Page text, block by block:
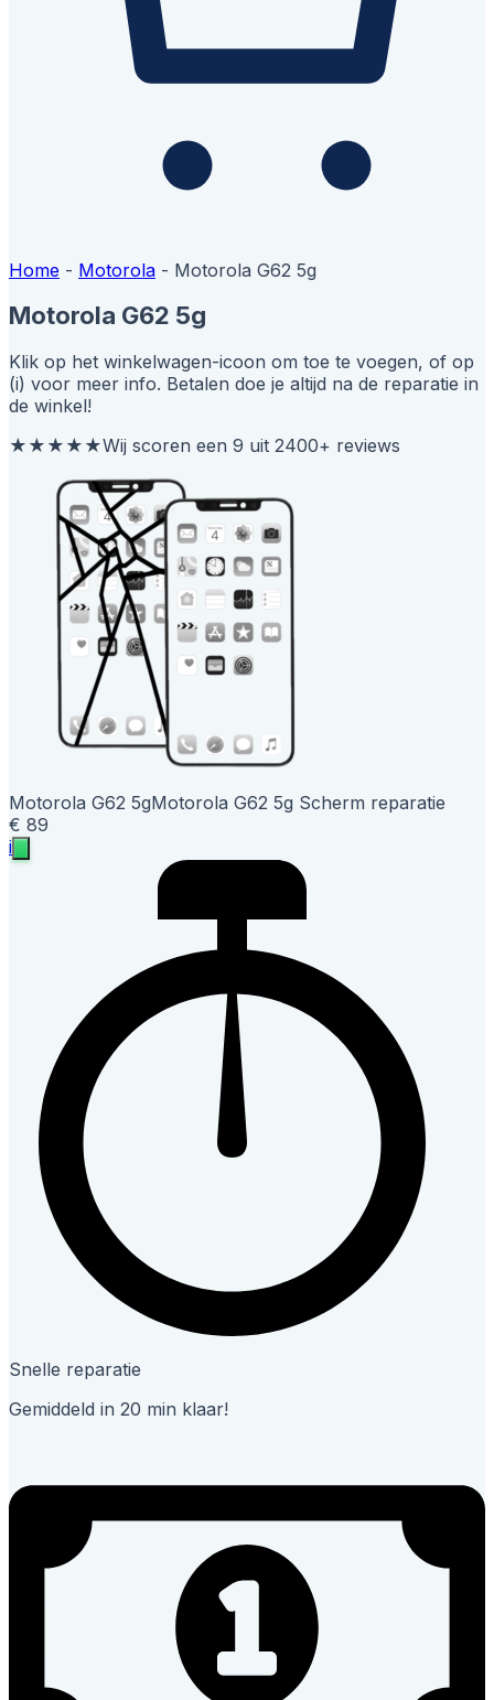
Home - Motorola - Motorola G62 5g
Motorola G62 5g
Klik op het winkelwagen-icoon om toe te voegen, of op
(i) voor meer info. Betalen doe je altijd na de reparatie in
de winkel!
★★★★★Wij scoren een 9 uit 2400+ reviews
Motorola G62 5gMotorola G62 5g Scherm reparatie
€ 89
i
Snelle reparatie
Gemiddeld in 20 min klaar!